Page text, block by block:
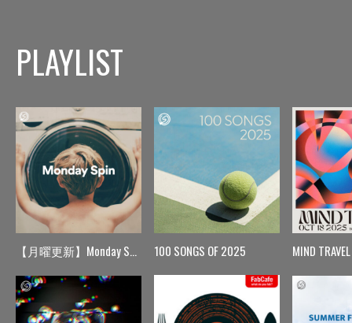
PLAYLIST
【月曜更新】Monday Spin 100 SONGS OF 2025 MIND TRAVEL